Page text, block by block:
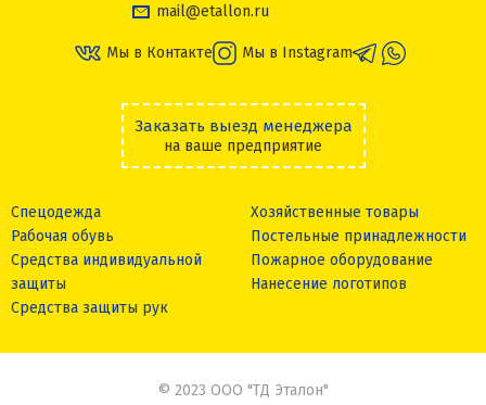
mail@etallon.ru
Мы в Контакте Мы в Instagram
Заказать выезд менеджера
на ваше предприятие
Спецодежда
Рабочая обувь
Средства индивидуальной
защиты
Средства защиты рук
Хозяйственные товары
Постельные принадлежности
Пожарное оборудование
Нанесение логотипов
© 2023 ООО "ТД Эталон"